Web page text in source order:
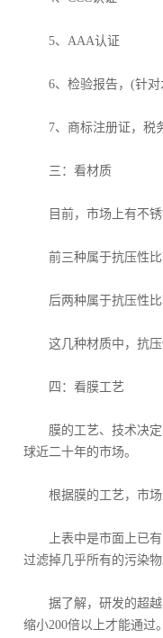
5、AAA认证
6、检验报告，(针对
7、商标注册证，税务
三：看材质
目前，市场上有不锈
前三种属于抗压性比
后两种属于抗压性比
这几种材质中，抗压
四：看膜工艺
膜的工艺、技术决定
球近二十年的市场。
根据膜的工艺，市场
上表中是市面上已有
过滤掉几乎所有的污染物
据了解，研发的超越
缩小200倍以上才能通过。